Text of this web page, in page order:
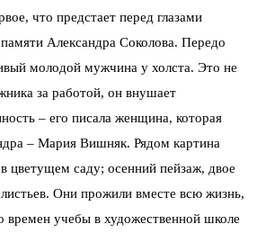
что предстает перед глазами
Александра Соколова. Передо
молодой мужчина у холста. Это не
за работой, он внушает
– его писала женщина, которая
– Мария Вишняк. Рядом картина
цветущем саду; осенний пейзаж, двое
Они прожили вместе всю жизнь,
времен учебы в художественной школе